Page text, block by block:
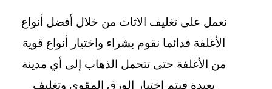
نعمل على تغليف الاثاث من خلال أفضل أنواع
الأغلفة فدائما نقوم بشراء واختيار أنواع قوية
من الأغلفة حتى تتحمل الذهاب إلى أي مدينة
بعيدة فيتم اختيار الورق المقوى وتغليف